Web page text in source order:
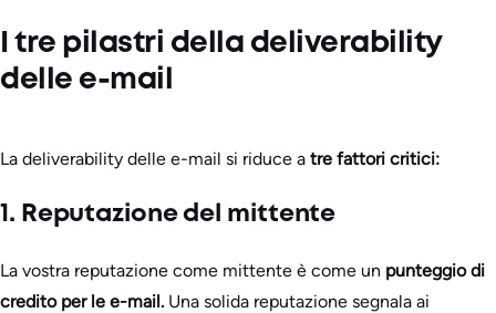
I tre pilastri della deliverability
delle e-mail
La deliverability delle e-mail si riduce a tre fattori critici:
1. Reputazione del mittente
La vostra reputazione come mittente è come un punteggio di
credito per le e-mail. Una solida reputazione segnala ai